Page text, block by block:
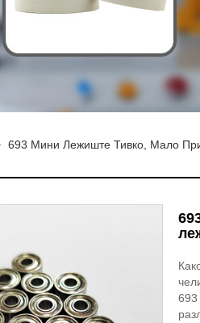
693 Мини Лежиште Тивко, Мало
693